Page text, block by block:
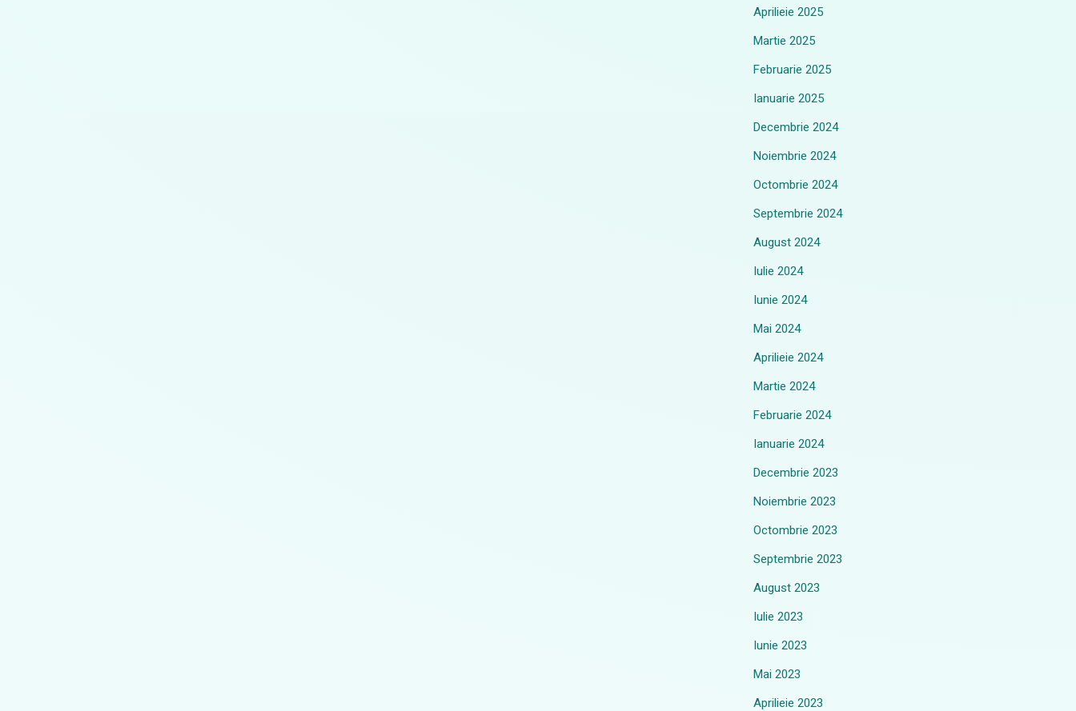
Aprilieie 2025
Martie 2025
Februarie 2025
Ianuarie 2025
Decembrie 2024
Noiembrie 2024
Octombrie 2024
Septembrie 2024
August 2024
Iulie 2024
Iunie 2024
Mai 2024
Aprilieie 2024
Martie 2024
Februarie 2024
Ianuarie 2024
Decembrie 2023
Noiembrie 2023
Octombrie 2023
Septembrie 2023
August 2023
Iulie 2023
Iunie 2023
Mai 2023
Aprilieie 2023